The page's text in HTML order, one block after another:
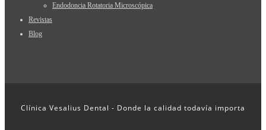
Endodoncia Rotatoria Microscópica
Revistas
Blog
Clínica Vesalius Dental - Donde la calidad todavía importa